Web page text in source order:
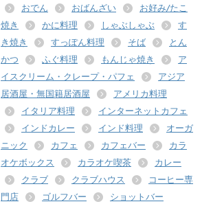
おでん
おばんざい
お好み/たこ
焼き
かに料理 しゃぶしゃぶ
す
き焼き
すっぽん料理 そば
とん
かつ
ふぐ料理 もんじゃ焼き
ア
イスクリーム・クレープ・パフェ
アジア
居酒屋・無国籍居酒屋
アメリカ料理
イタリア料理
インターネットカフェ
インドカレー
インド料理
オーガ
ニック
カフェ カフェバー
カラ
オケボックス
カラオケ喫茶
カレー
クラブ
クラブハウス
コーヒー専
門店
ゴルフバー
ショットバー